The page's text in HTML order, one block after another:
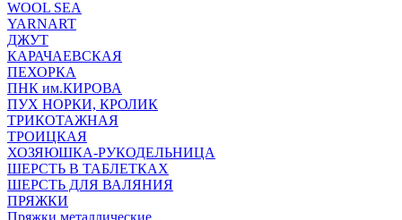
WOOL SEA
YARNART
ДЖУТ
КАРАЧАЕВСКАЯ
ПЕХОРКА
ПНК им.КИРОВА
ПУХ НОРКИ, КРОЛИК
ТРИКОТАЖНАЯ
ТРОИЦКАЯ
ХОЗЯЮШКА-РУКОДЕЛЬНИЦА
ШЕРСТЬ В ТАБЛЕТКАХ
ШЕРСТЬ ДЛЯ ВАЛЯНИЯ
ПРЯЖКИ
Пряжки металлические